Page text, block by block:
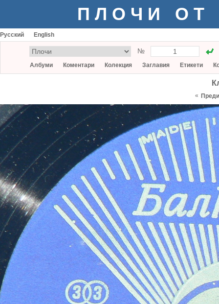
ПЛОЧИ ОТ
Русский English
№
Албуми Коментари Колекция Заглавия Етикети
«